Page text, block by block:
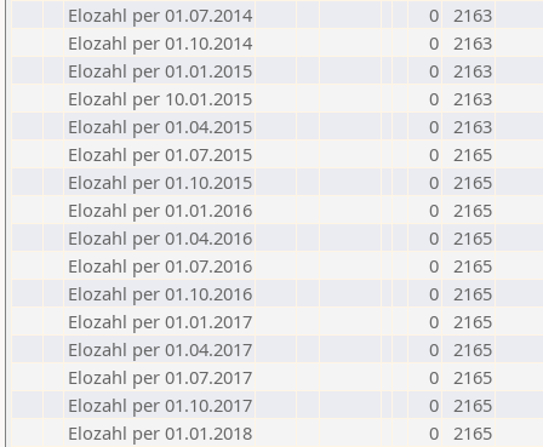
Elozahl per 01.07.2014
0 2163
Elozahl per 01.10.2014
0 2163
Elozahl per 01.01.2015
0 2163
Elozahl per 10.01.2015
0 2163
Elozahl per 01.04.2015
0 2163
Elozahl per 01.07.2015
0 2165
Elozahl per 01.10.2015
0 2165
Elozahl per 01.01.2016
0 2165
Elozahl per 01.04.2016
0 2165
Elozahl per 01.07.2016
0 2165
Elozahl per 01.10.2016
0 2165
Elozahl per 01.01.2017
0 2165
Elozahl per 01.04.2017
0 2165
Elozahl per 01.07.2017
0 2165
Elozahl per 01.10.2017
0 2165
Elozahl per 01.01.2018
0 2165